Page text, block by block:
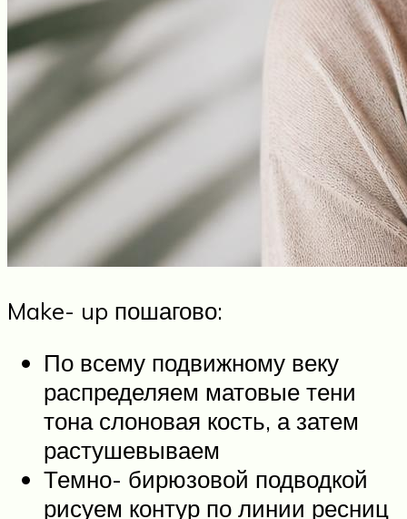
Make- up пошагово:
По всему подвижному веку
распределяем матовые тени
тона слоновая кость, а затем
растушевываем
Темно- бирюзовой подводкой
рисуем контур по линии ресниц